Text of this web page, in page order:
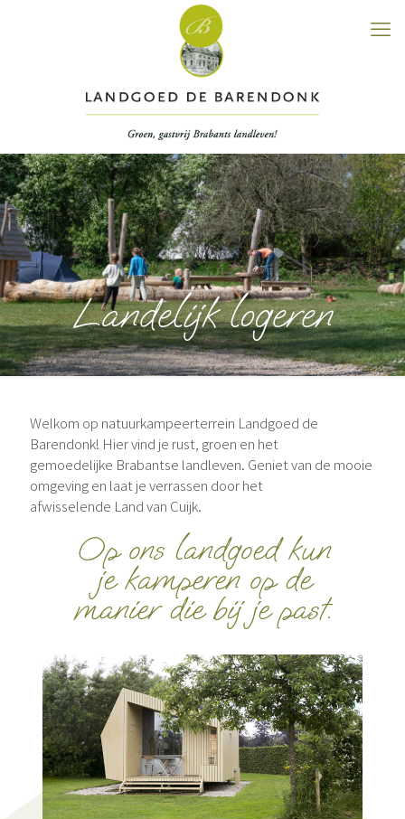
Landelijk logeren
Welkom op natuurkampeerterrein Landgoed de
Barendonk! Hier vind je rust, groen en het
gemoedelijke Brabantse landleven. Geniet van de mooie
omgeving en laat je verrassen door het
afwisselende Land van Cuijk.
Op ons landgoed kun
je kamperen op de
manier die bij je past.